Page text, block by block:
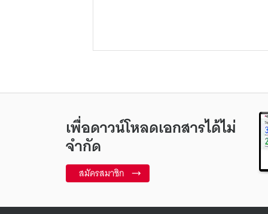
เพื่อดาวน์โหลดเอกสารได้ไม่
จำกัด
สมัครสมาชิก